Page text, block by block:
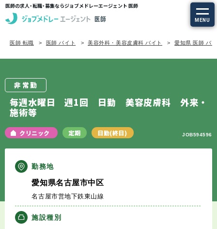
医師の求人・転職・募集ならジョブメドレーエージェント 医師
MENU
求人を探す
定期非常勤の求人
エージェントサービスTOP
サービスの流れ
医師 転職 医師 バイト 美容外科・美容皮膚科 バイト 愛知県 医師 バ
非常勤
毎週水曜日 週1回 日勤 美容皮膚科 外来・
施術等
クリニック 定期 日勤(終日) JOB594596
勤務地
愛知県名古屋市中区
名古屋市営地下鉄東山線
施設種別